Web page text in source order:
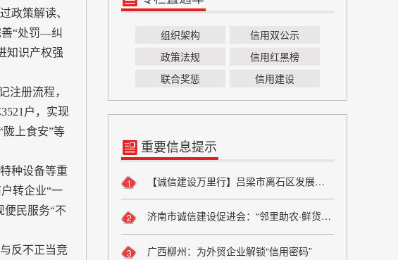
政策解读、
“处罚—纠
知识产权强
注册流程，
户，实现
上食安”等
种设备等重
转企业“一
便民服务“不
反不正当竞
组织架构
信用双公示
政策法规
信用红黑榜
联合奖惩
信用建设
重要信息提示
【诚信建设万里行】吕梁市离石区发展和改革局严守粮食安全底线 弘扬粮食行业诚信风尚
1
济南市诚信建设促进会：“邻里助农·鲜货进社区”座谈会成功举办 搭建“田间到餐桌”直供桥梁
2
广西柳州：为外贸企业解锁“信用密码”
3